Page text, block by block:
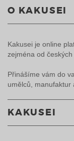
O KAKUSEI
Kakusei je online
zejména od českých
Přinášíme vám do
umělců, manufaktur
KAKUSEI